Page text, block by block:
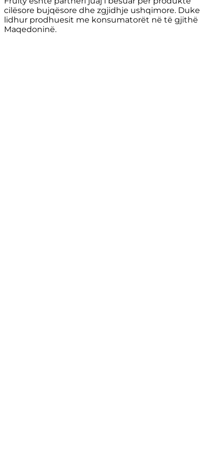
cilësore bujqësore dhe zgjidhje ushqimore. Duke
lidhur prodhuesit me konsumatorët në të gjithë
Maqedoninë.